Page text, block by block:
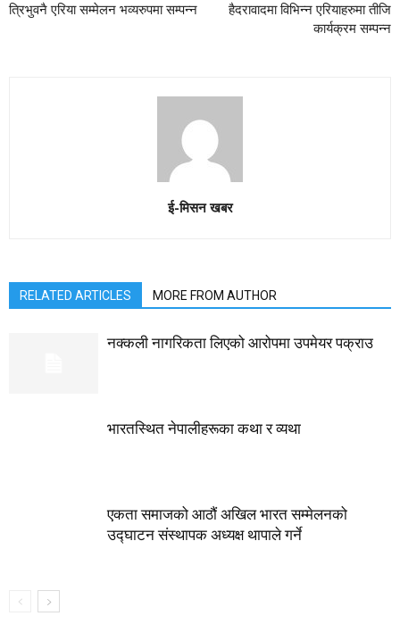
त्रिभुवनै एरिया सम्मेलन भव्यरुपमा सम्पन्न
हैदरावादमा विभिन्न एरियाहरुमा तीजि
कार्यक्रम सम्पन्न
ई-मिसन खबर
RELATED ARTICLES MORE FROM AUTHOR
नक्कली नागरिकता लिएको आरोपमा उपमेयर पक्राउ
भारतस्थित नेपालीहरूका कथा र व्यथा
एकता समाजको आठौं अखिल भारत सम्मेलनको
उद्घाटन संस्थापक अध्यक्ष थापाले गर्ने